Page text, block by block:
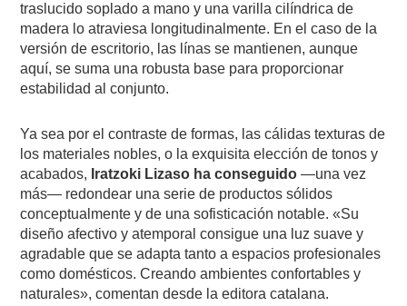
traslucido soplado a mano y una varilla cilíndrica de
madera lo atraviesa longitudinalmente. En el caso de la
versión de escritorio, las línas se mantienen, aunque
aquí, se suma una robusta base para proporcionar
estabilidad al conjunto.
Ya sea por el contraste de formas, las cálidas texturas de
los materiales nobles, o la exquisita elección de tonos y
acabados, Iratzoki Lizaso ha conseguido —una vez
más— redondear una serie de productos sólidos
conceptualmente y de una sofisticación notable. «Su
diseño afectivo y atemporal consigue una luz suave y
agradable que se adapta tanto a espacios profesionales
como domésticos. Creando ambientes confortables y
naturales», comentan desde la editora catalana.